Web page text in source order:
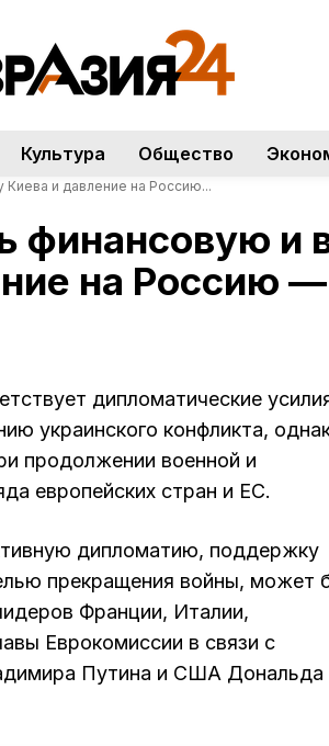
Культура Общество
и давление на Россию...
финансовую и
на Россию —
дипломатические
украинского конфликта,
продолжении военной и
европейских стран и ЕС.
дипломатию, поддержку
прекращения войны, может
Франции, Италии,
Еврокомиссии в связи с
Путина и США Дональда